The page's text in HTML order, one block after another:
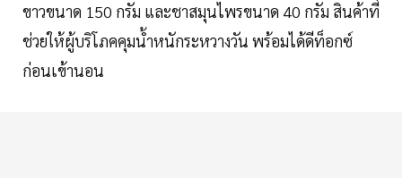
ขาวขนาด 150 กรัม และชาสมุนไพรขนาด 40 กรัม สินค้าที่
ช่วยให้ผู้บริโภคคุมน้ำหนักระหวางวัน พร้อมได้ดีท็อกซ์
ก่อนเข้านอน